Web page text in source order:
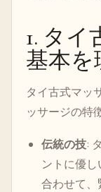
1. タ
基本を
タイ古式マッ
ッサージの特
伝統の技:
ントに優
合わせて